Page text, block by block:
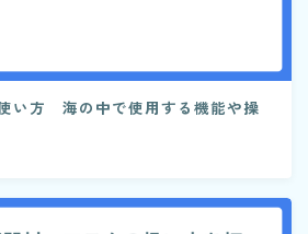
い方 海の中で使用する機能や操